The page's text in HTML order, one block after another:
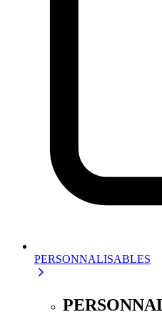
PERSONNALISABLES